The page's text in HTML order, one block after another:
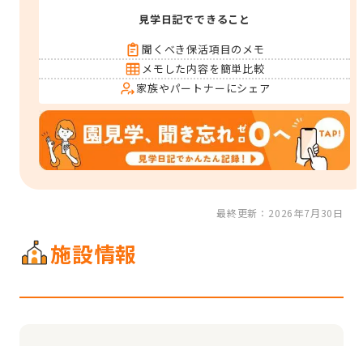
見学日記でできること
聞くべき保活項目のメモ
メモした内容を簡単比較
家族やパートナーにシェア
最終更新：2026年7月30日
施設情報